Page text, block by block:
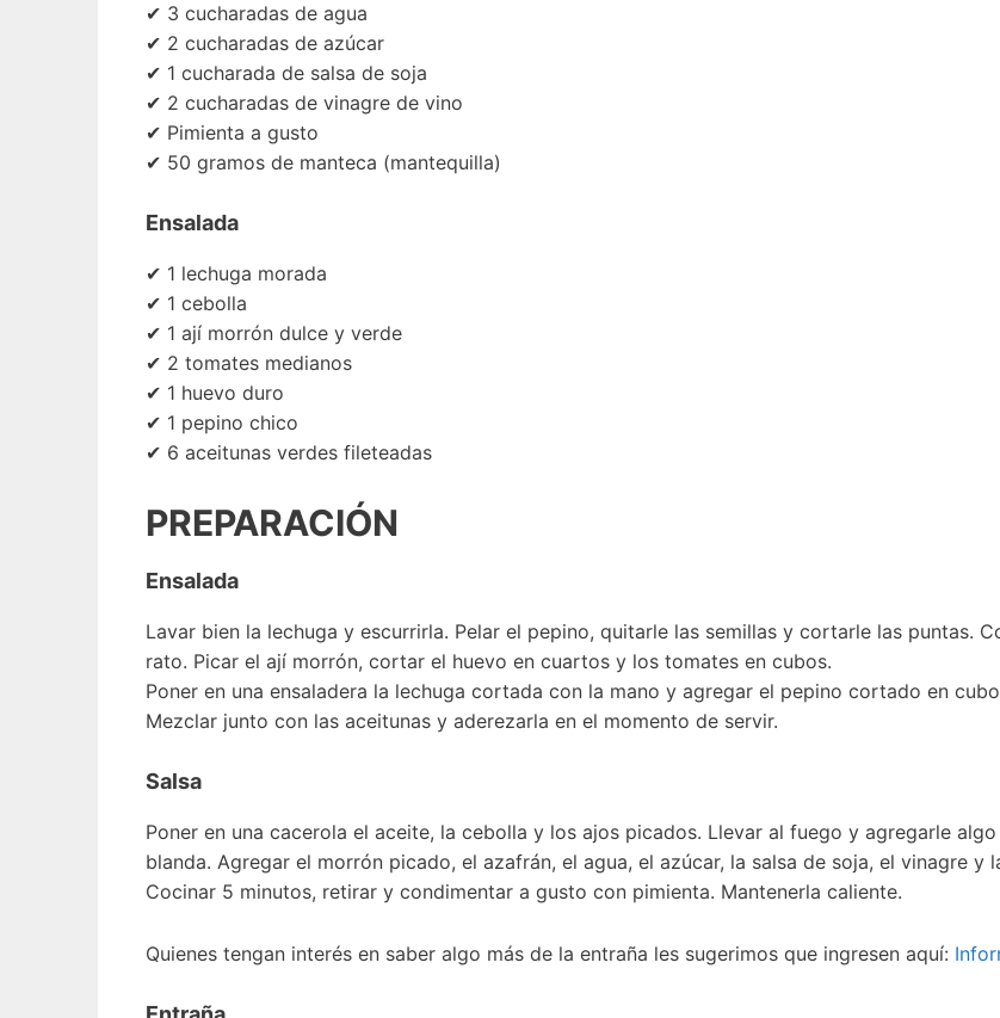
✔ 3 cucharadas de agua
✔ 2 cucharadas de azúcar
✔ 1 cucharada de salsa de soja
✔ 2 cucharadas de vinagre de vino
✔ Pimienta a gusto
✔ 50 gramos de manteca (mantequilla)
Ensalada
✔ 1 lechuga morada
✔ 1 cebolla
✔ 1 ají morrón dulce y verde
✔ 2 tomates medianos
✔ 1 huevo duro
✔ 1 pepino chico
✔ 6 aceitunas verdes fileteadas
PREPARACIÓN
Ensalada
Lavar bien la lechuga y escurrirla. Pelar el pepino, quitarle las semillas y cortarle las puntas.
rato. Picar el ají morrón, cortar el huevo en cuartos y los tomates en cubos.
Poner en una ensaladera la lechuga cortada con la mano y agregar el pepino cortado en
Mezclar junto con las aceitunas y aderezarla en el momento de servir.
Salsa
Poner en una cacerola el aceite, la cebolla y los ajos picados. Llevar al fuego y agregarle
blanda. Agregar el morrón picado, el azafrán, el agua, el azúcar, la salsa de soja, el vinagre y
Cocinar 5 minutos, retirar y condimentar a gusto con pimienta. Mantenerla caliente.
Quienes tengan interés en saber algo más de la entraña les sugerimos que ingresen aquí: